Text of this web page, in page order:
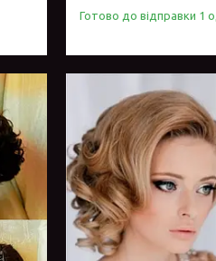
Готово до відправки 1